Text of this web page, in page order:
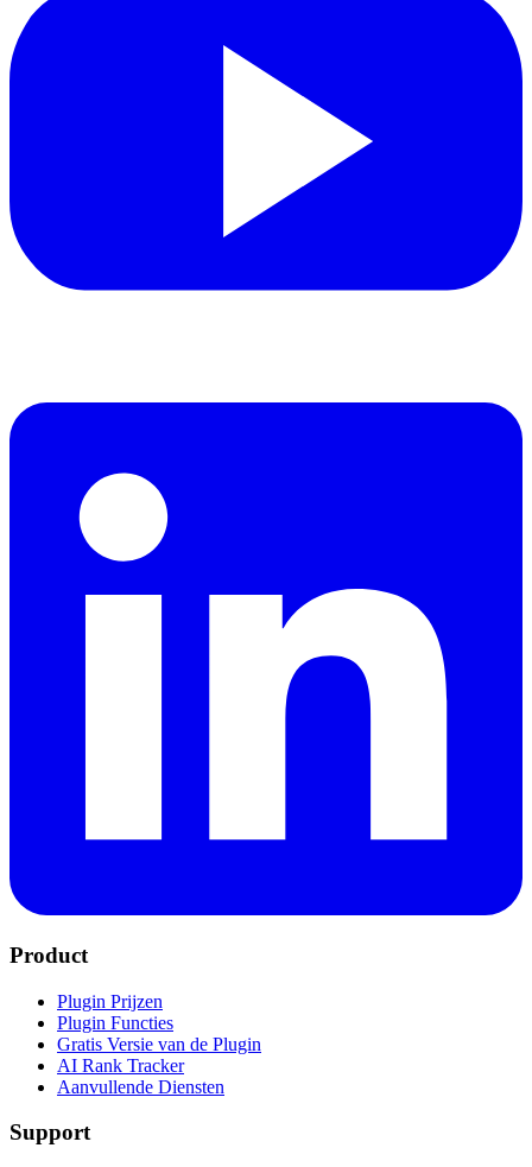
Product
Plugin Prijzen
Plugin Functies
Gratis Versie van de Plugin
AI Rank Tracker
Aanvullende Diensten
Support